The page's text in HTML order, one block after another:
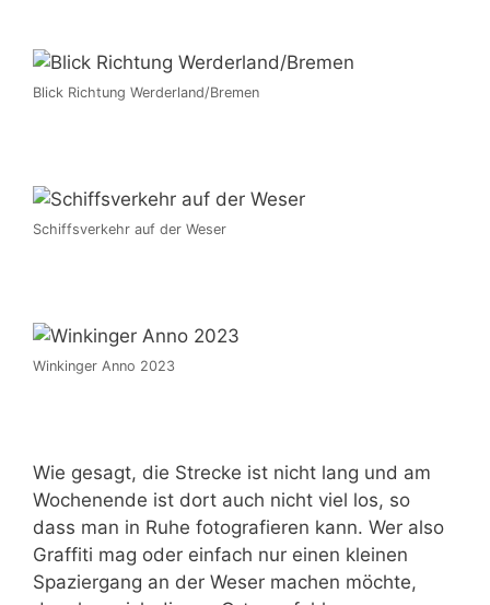
Blick Richtung Werderland/Bremen
Schiffsverkehr auf der Weser
Winkinger Anno 2023
Wie gesagt, die Strecke ist nicht lang und am
Wochenende ist dort auch nicht viel los, so
dass man in Ruhe fotografieren kann. Wer also
Graffiti mag oder einfach nur einen kleinen
Spaziergang an der Weser machen möchte,